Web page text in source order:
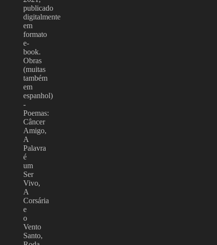
publicado
digitalmente
em
formato
e-
book.
Obras
(muitas
também
em
espanhol)
-
Poemas:
Câncer
Amigo,
A
Palavra
é
um
Ser
Vivo,
A
Corsária
e
o
Vento
Santo,